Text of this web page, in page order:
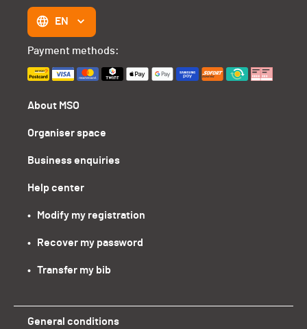
About MSO
Organiser space
Business enquiries
Help center
•   Modify my registration
•   Recover my password
•   Transfer my bib
EN
Payment methods:
General conditions